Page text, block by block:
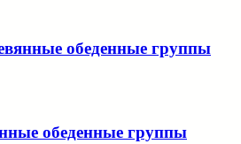
обеденные группы
обеденные группы